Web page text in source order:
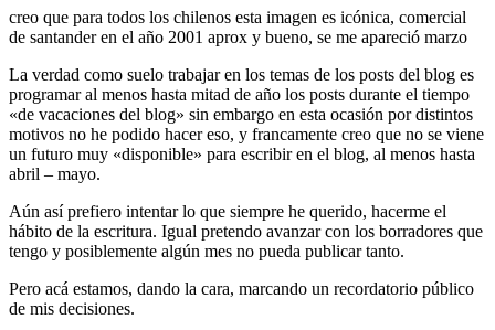
creo que para todos los chilenos esta imagen es icónica, comercial
de santander en el año 2001 aprox y bueno, se me apareció marzo
La verdad como suelo trabajar en los temas de los posts del blog es
programar al menos hasta mitad de año los posts durante el tiempo
«de vacaciones del blog» sin embargo en esta ocasión por distintos
motivos no he podido hacer eso, y francamente creo que no se viene
un futuro muy «disponible» para escribir en el blog, al menos hasta
abril – mayo.
Aún así prefiero intentar lo que siempre he querido, hacerme el
hábito de la escritura. Igual pretendo avanzar con los borradores que
tengo y posiblemente algún mes no pueda publicar tanto.
Pero acá estamos, dando la cara, marcando un recordatorio público
de mis decisiones.